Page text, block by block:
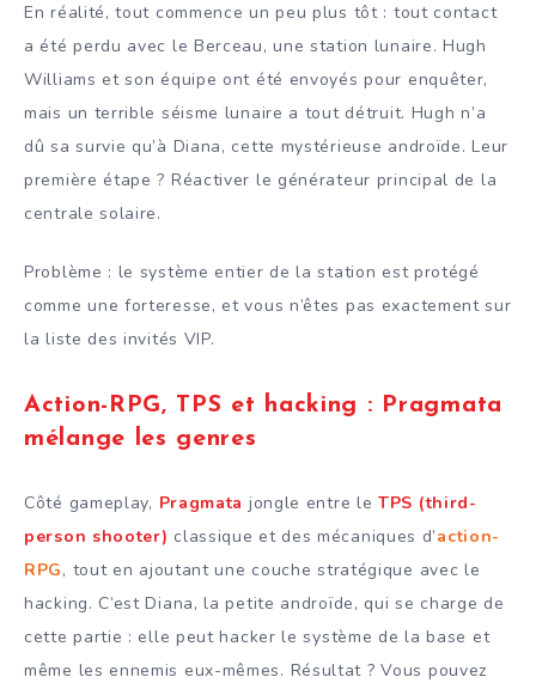
En réalité, tout commence un peu plus tôt : tout contact
a été perdu avec le Berceau, une station lunaire. Hugh
Williams et son équipe ont été envoyés pour enquêter,
mais un terrible séisme lunaire a tout détruit. Hugh n’a
dû sa survie qu’à Diana, cette mystérieuse androïde. Leur
première étape ? Réactiver le générateur principal de la
centrale solaire.
Problème : le système entier de la station est protégé
comme une forteresse, et vous n’êtes pas exactement sur
la liste des invités VIP.
Action-RPG, TPS et hacking : Pragmata
mélange les genres
Côté gameplay, Pragmata jongle entre leTPS (third-
person shooter) classique et des mécaniques d’action-
RPG, tout en ajoutant une couche stratégique avec le
hacking. C’est Diana, la petite androïde, qui se charge de
cette partie : elle peut hacker le système de la base et
même les ennemis eux-mêmes. Résultat ? Vous pouvez